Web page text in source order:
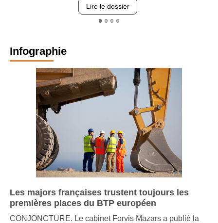
Lire le dossier
Infographie
Les majors françaises trustent toujours les
premières places du BTP européen
CONJONCTURE. Le cabinet Forvis Mazars a publié la